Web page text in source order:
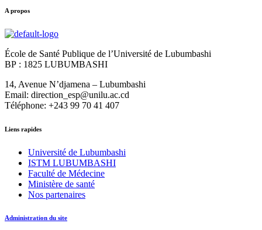
A propos
École de Santé Publique de l’Université de Lubumbashi
BP : 1825 LUBUMBASHI
14, Avenue N’djamena – Lubumbashi
Email: direction_esp@unilu.ac.cd
Téléphone: +243 99 70 41 407
Liens rapides
Université de Lubumbashi
ISTM LUBUMBASHI
Faculté de Médecine
Ministère de santé
Nos partenaires
Administration du site